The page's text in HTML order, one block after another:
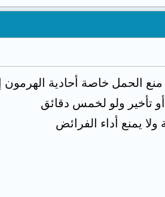
الحمل خاصة أحادية
أو تأخير ولو لخمس دقائق
يمنع أداء الفرائض